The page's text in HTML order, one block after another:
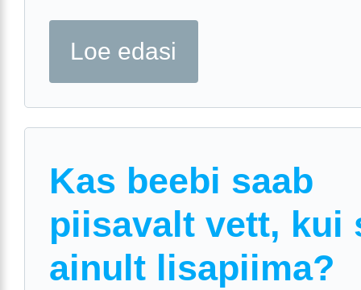
Loe edasi
Kas beebi saab
piisavalt vett, kui
ainult lisapiima?